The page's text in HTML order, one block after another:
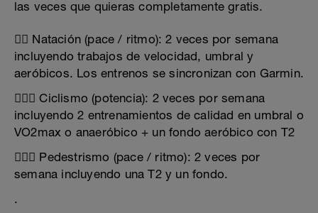
las veces que quieras completamente gratis.
🏊‍♂️ Natación (pace / ritmo): 2 veces por semana
incluyendo trabajos de velocidad, umbral y
aeróbicos. Los entrenos se sincronizan con Garmin.
🚴🏻‍♂️ Ciclismo (potencia): 2 veces por semana
incluyendo 2 entrenamientos de calidad en umbral o
VO2max o anaeróbico + un fondo aeróbico con T2
🏃🏻‍♂️ Pedestrismo (pace / ritmo): 2 veces por
semana incluyendo una T2 y un fondo.
.